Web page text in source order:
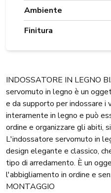
Ambiente
Finitura
INDOSSATORE IN LEGNO
servomuto in legno è un
e da supporto per indossare i
interamente in legno e può
ordine e organizzare gli abiti,
L'indossatore servomuto in
design elegante e classico,
tipo di arredamento. È un
l'abbigliamento in ordine e
MONTAGGIO